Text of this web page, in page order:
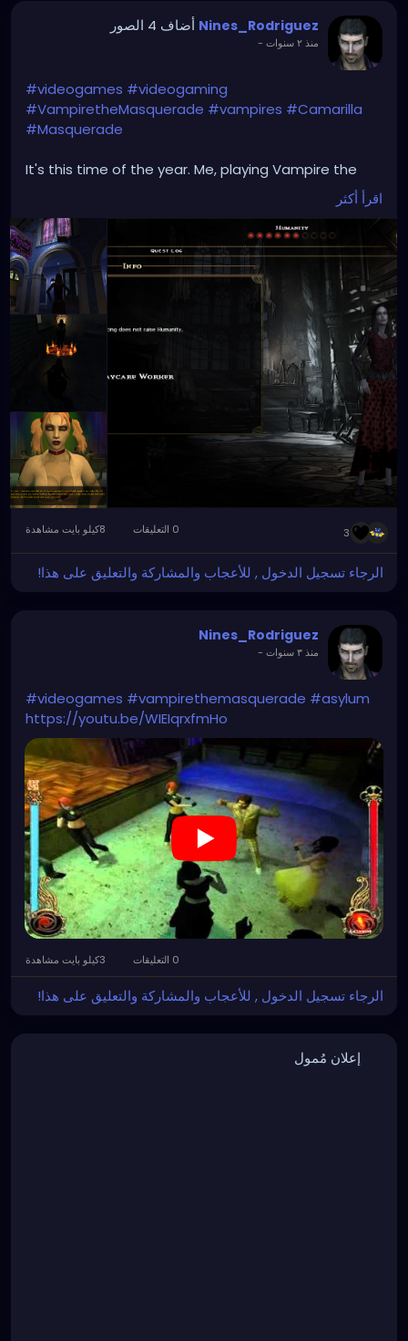
Nines_Rodriguez أضاف 4 الصور
منذ ٢ سنوات -
#videogames #videogaming
#VampiretheMasquerade #vampires #Camarilla
#Masquerade
It's this time of the year. Me, playing Vampire the
Masquerade: Bloodlines, The Final Nights mode. My
avatar is a hot chick, Baali Clan. Devil worshipers.
Cannot raise Humanity > 6 due to black hearts. Here
are some screenshots:
اقرأ أكثر
3
الرجاء تسجيل الدخول , للأعجاب والمشاركة والتعليق على هذا!
Nines_Rodriguez
منذ ٣ سنوات -
#videogames #vampirethemasquerade #asylum
https://youtu.be/WIEIqrxfmHo
الرجاء تسجيل الدخول , للأعجاب والمشاركة والتعليق على هذا!
إعلان مُمول